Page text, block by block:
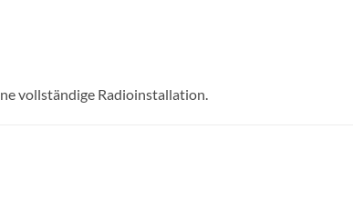
vollständige Radioinstallation.